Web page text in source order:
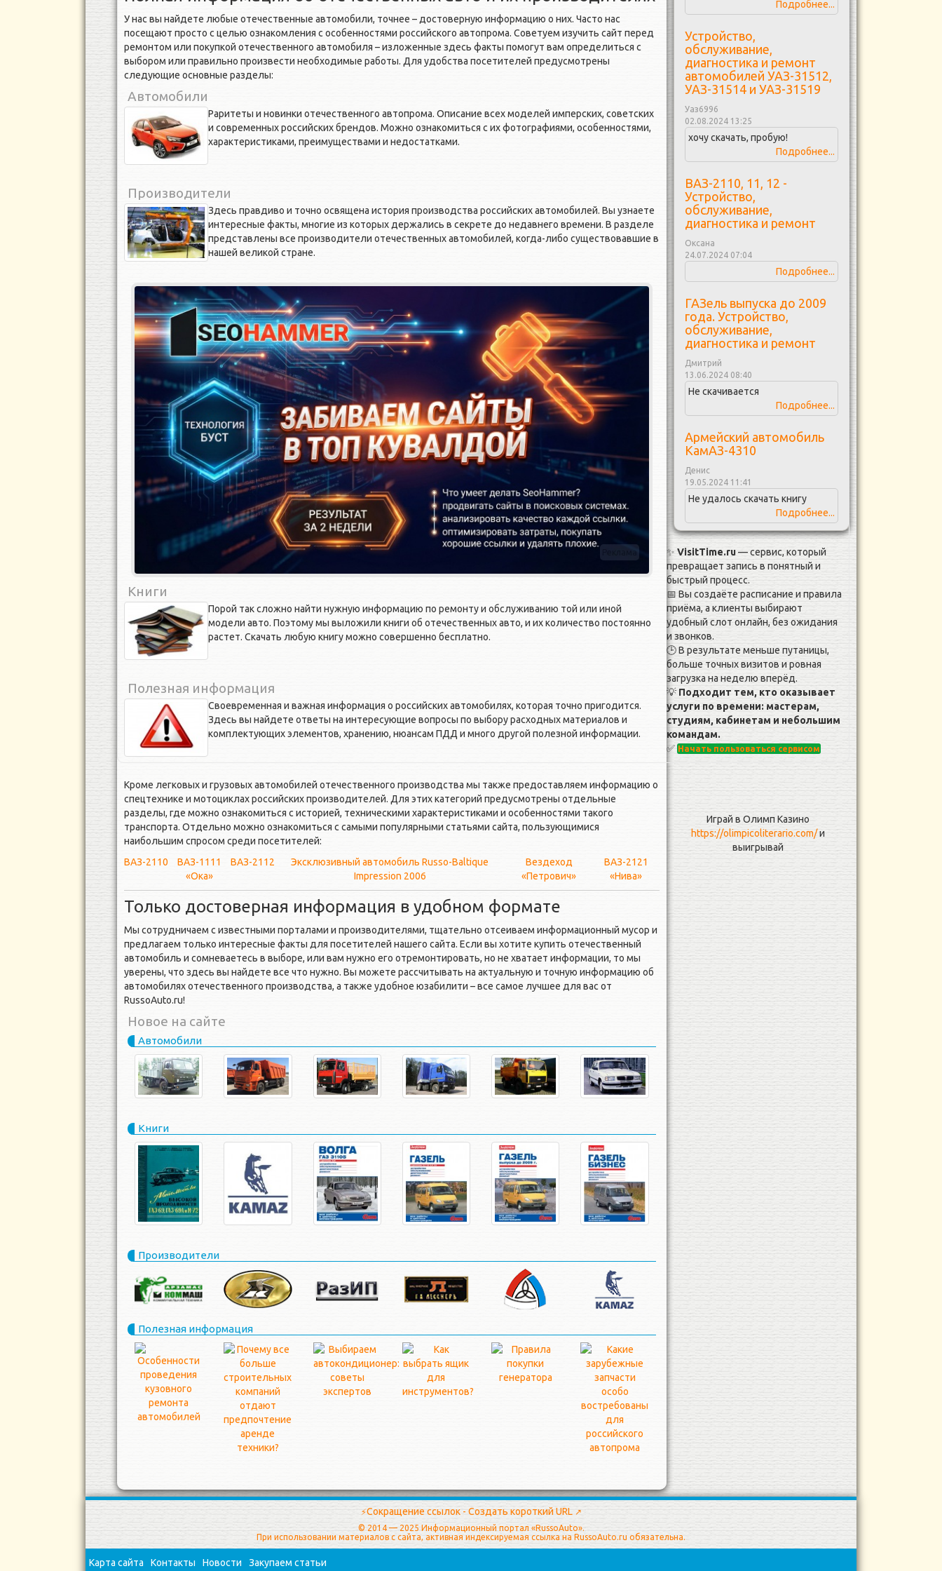
У нас вы найдете любые отечественные автомобили, точнее – достоверную информацию о них. Часто нас
посещают просто с целью ознакомления с особенностями российского автопрома. Советуем изучить сайт перед
ремонтом или покупкой отечественного автомобиля – изложенные здесь факты помогут вам определиться с
выбором или правильно произвести необходимые работы. Для удобства посетителей предусмотрены
следующие основные разделы:
Автомобили
Раритеты и новинки отечественного автопрома. Описание всех моделей имперских, советских
и современных российских брендов. Можно ознакомиться с их фотографиями, особенностями,
характеристиками, преимуществами и недостатками.
Производители
Здесь правдиво и точно освящена история производства российских автомобилей. Вы узнаете
интересные факты, многие из которых держались в секрете до недавнего времени. В разделе
представлены все производители отечественных автомобилей, когда-либо существовавшие в
нашей великой стране.
Реклама
Книги
Порой так сложно найти нужную информацию по ремонту и обслуживанию той или иной
модели авто. Поэтому мы выложили книги об отечественных авто, и их количество постоянно
растет. Скачать любую книгу можно совершенно бесплатно.
Полезная информация
Своевременная и важная информация о российских автомобилях, которая точно пригодится.
Здесь вы найдете ответы на интересующие вопросы по выбору расходных материалов и
комплектующих элементов, хранению, нюансам ПДД и много другой полезной информации.
Кроме легковых и грузовых автомобилей отечественного производства мы также предоставляем информацию о
спецтехнике и мотоциклах российских производителей. Для этих категорий предусмотрены отдельные
разделы, где можно ознакомиться с историей, техническими характеристиками и особенностями такого
транспорта. Отдельно можно ознакомиться с самыми популярными статьями сайта, пользующимися
наибольшим спросом среди посетителей:
ВАЗ-2110
ВАЗ-1111
«Ока»
ВАЗ-2112
Эксклюзивный автомобиль Russo-Baltique
Impression 2006
Вездеход
«Петрович»
ВАЗ-2121
«Нива»
Только достоверная информация в удобном формате
Мы сотрудничаем с известными порталами и производителями, тщательно отсеиваем информационный мусор и
предлагаем только интересные факты для посетителей нашего сайта. Если вы хотите купить отечественный
автомобиль и сомневаетесь в выборе, или вам нужно его отремонтировать, но не хватает информации, то мы
уверены, что здесь вы найдете все что нужно. Вы можете рассчитывать на актуальную и точную информацию об
автомобилях отечественного производства, а также удобное юзабилити – все самое лучшее для вас от
RussoAuto.ru!
Новое на сайте
Автомобили
Книги
Производители
Полезная информация
Подробнее...
Устройство,
обслуживание,
диагностика и ремонт
автомобилей УАЗ-31512,
УАЗ-31514 и УАЗ-31519
Уаз6996
02.08.2024 13:25
хочу скачать, пробую!
Подробнее...
ВАЗ-2110, 11, 12 -
Устройство,
обслуживание,
диагностика и ремонт
Оксана
24.07.2024 07:04
Подробнее...
ГАЗель выпуска до 2009
года. Устройство,
обслуживание,
диагностика и ремонт
Дмитрий
13.06.2024 08:40
Не скачивается
Подробнее...
Армейский автомобиль
КамАЗ-4310
Денис
19.05.2024 11:41
Не удалось скачать книгу
Подробнее...
✨ VisitTime.ru— сервис, который
превращает запись в понятный и
быстрый процесс.
📅 Вы создаёте расписание и правила
приёма, а клиенты выбирают
удобный слот онлайн, без ожидания
и звонков.
🕒 В результате меньше путаницы,
больше точных визитов и ровная
загрузка на неделю вперёд.
💡 Подходит тем, кто оказывает
услуги по времени: мастерам,
студиям, кабинетам и небольшим
командам.
✅ Начать пользоваться сервисом
Играй в Олимп Казино
https://olimpicoliterario.com/и
выигрывай
⚡Сокращение ссылок - Создать короткий URL↗
© 2014 — 2025 Информационный портал «RussoAuto».
При использовании материалов с сайта, активная индексируемая ссылка на RussoAuto.ru обязательна.
Карта сайта Контакты Новости Закупаем статьи